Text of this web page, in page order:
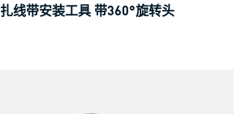
扎线带安装工具 带360°旋转头